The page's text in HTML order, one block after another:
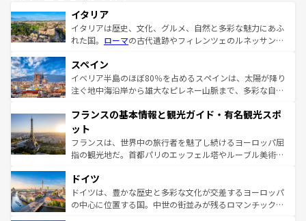
イタリア
イタリアは歴史、文化、グルメ、自然と多彩な魅力にあふ
れた国。 ローマの古代遺跡やフィレンツェのルネッサンス
ろん、トスカーナの美しい田園風景やアマルフィ海岸の絶
景など、自然景観も見逃せない。観光の合間には、本場の
ピザやパスタなど、絶品のイタリア料理を堪能することも
ませてくれるイタリアで、忘れられない旅をしてみよう！
なお、新着のイタリア情報は
しい。
スペイン
イベリア半島のほぼ80％を占めるスペインは、太陽が降り
注ぐ地中海沿岸から雄大なピレネー山脈まで、多彩な自然
文化が根付くこの国では、情熱的なフラメンコ、熱気あふ
れる闘牛、そして美味しいタパスが生活の一部となってい
る。首都マドリードの洗練された雰囲気や、バルセロナの
アートに溢れた街角から、地方では古代ローマ遺跡や中世
せる。地方によって風土や気候が異なるスペインはその個
性で訪れる人を魅了する。 なお、新着のスペイン情報は コ
ンテンツ一覧を参照してほしい。
フランスの基本情報と観光ガイド・有名観光スポ
ット
フランスは、世界中の旅行者を魅了し続けるヨーロッパ屈
指の観光地だ。首都パリのエッフェル塔やルーブル美術館
で、幅広い魅力が詰まっている。華麗な宮殿、歴史的な大
聖堂、美しいビーチ、そして豊かな自然が、訪れる者を心
から魅了する。また、フランスは美食の国としても知ら
ドイツ
ドイツは、豊かな歴史と多彩な文化が交差するヨーロッパ
の中心に位置する国。中世の街並みが残るロマンチック街